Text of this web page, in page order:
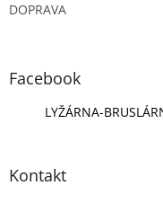
DOPRAVA
Facebook
LYŽÁRNA-
Kontakt